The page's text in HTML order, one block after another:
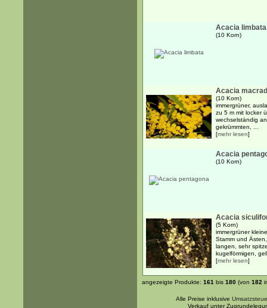
Acacia limbata
(10 Korn)
Acacia
(10 Korn)
immergrüner,
zu 5 m mit locker
wechselständig
gekrümmten, ...
[mehr lesen]
Acacia
(10 Korn)
Acacia
(5 Korn)
immergrüner
Stamm und
langen, sehr
kugelförmigen,
[mehr lesen]
angezeigte Produkte: 161 bis 180 (von 182
Alle Preise inklusive
Verkauf unter